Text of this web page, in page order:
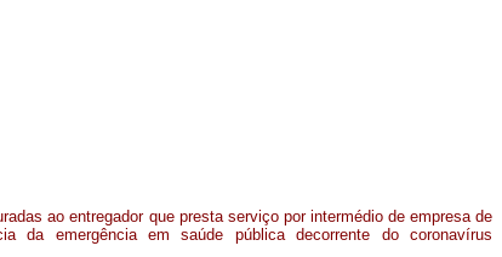
ao entregador que presta serviço por intermédio de empresa de
da emergência em saúde pública decorrente do coronavírus